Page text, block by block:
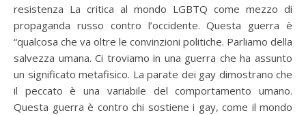
resistenza La critica al mondo LGBTQ come mezzo di
propaganda russo contro l’occidente. Questa guerra è
“qualcosa che va oltre le convinzioni politiche. Parliamo della
salvezza umana. Ci troviamo in una guerra che ha assunto
un significato metafisico. La parate dei gay dimostrano che
il peccato è una variabile del comportamento umano.
Questa guerra è contro chi sostiene i gay, come il mondo